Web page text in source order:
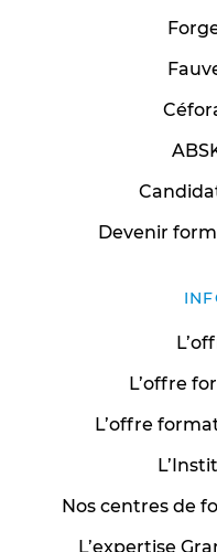
Devenir
L’offre
L’offre
Nos centres de
L’expertise